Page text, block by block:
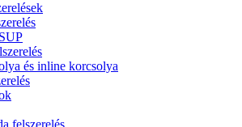
és inline korcsolya
felszerelés